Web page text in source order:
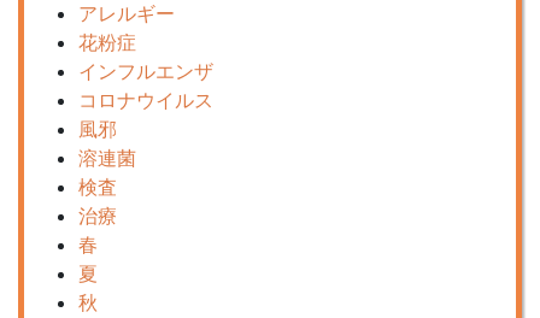
アレルギー
花粉症
インフルエンザ
コロナウイルス
風邪
溶連菌
検査
治療
春
夏
秋